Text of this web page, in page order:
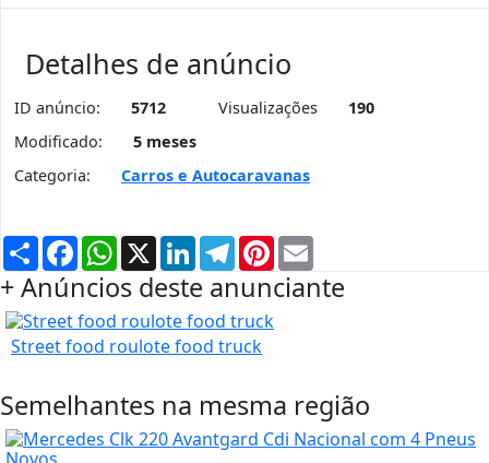
Detalhes de anúncio
ID anúncio: 5712 Visualizações
190
Modificado:
5 meses
Categoria:
Carros e Autocaravanas
PartilharFacebookWhatsApp
X LinkedInTelegram
Pinterest
+ Anúncios deste anunciante
Street food roulote food truck
Semelhantes na mesma região